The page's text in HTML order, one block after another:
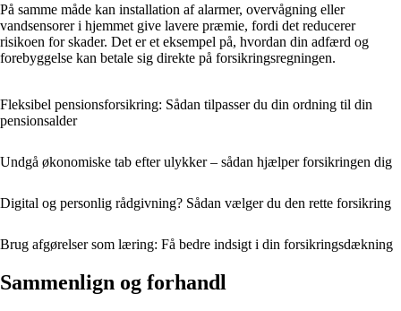
På samme måde kan installation af alarmer, overvågning eller
vandsensorer i hjemmet give lavere præmie, fordi det reducerer
risikoen for skader. Det er et eksempel på, hvordan din adfærd og
forebyggelse kan betale sig direkte på forsikringsregningen.
Fleksibel pensionsforsikring: Sådan tilpasser du din ordning til din
pensionsalder
Undgå økonomiske tab efter ulykker – sådan hjælper forsikringen dig
Digital og personlig rådgivning? Sådan vælger du den rette forsikring
Brug afgørelser som læring: Få bedre indsigt i din forsikringsdækning
Sammenlign og forhandl